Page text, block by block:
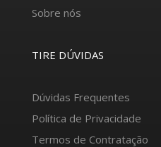
Sobre nós
TIRE DÚVIDAS
Dúvidas Frequentes
Política de Privacidade
Termos de Contratação